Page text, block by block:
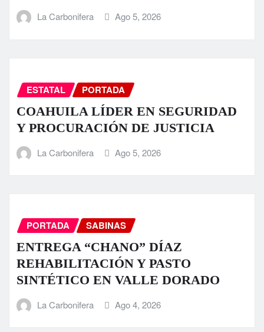
La Carbonifera Ago 5, 2026
ESTATAL PORTADA
COAHUILA LÍDER EN SEGURIDAD
Y PROCURACIÓN DE JUSTICIA
La Carbonifera Ago 5, 2026
PORTADA SABINAS
ENTREGA “CHANO” DÍAZ
REHABILITACIÓN Y PASTO
SINTÉTICO EN VALLE DORADO
La Carbonifera Ago 4, 2026